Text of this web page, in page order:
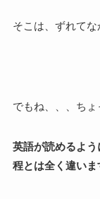
そこは、ずれてな
でもね、、、ちょ
英語が読めるよ
程とは全く違いま